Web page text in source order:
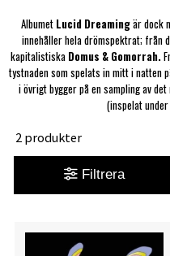
Albumet Lucid Dreamingär dock
innehåller hela drömspektrat; från
kapitalistiska Domus & Gomorrah.
tystnaden som spelats in mitt i natten
i övrigt bygger på en sampling av
(inspelat under
2 produkter
Filtrera